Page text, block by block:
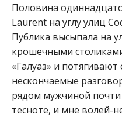
Половина
Laurent на углу улиц
Публика высыпала на
крошечными
«Галуаз» и
нескончаемые
рядом мужчиной почти
тесноте, и мне волей-